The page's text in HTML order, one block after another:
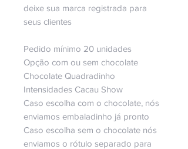
deixe sua marca registrada para
seus clientes
Pedido mínimo 20 unidades
Opção com ou sem chocolate
Chocolate Quadradinho
Intensidades Cacau Show
Caso escolha com o chocolate, nós
enviamos embaladinho já pronto
Caso escolha sem o chocolate nós
enviamos o rótulo separado para